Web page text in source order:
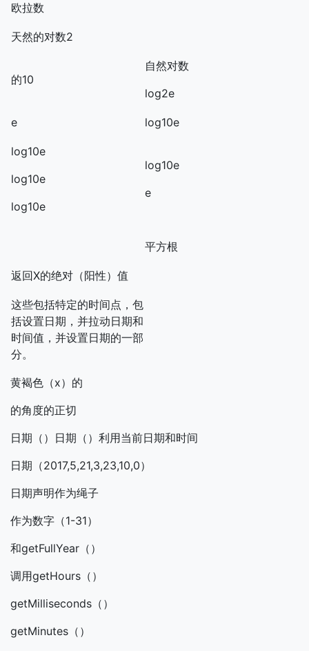
欧拉数
天然的对数2
的10
自然对数
log2e
e log10e
log10e
log10e
log10e
log10e
e
平方根
返回X的绝对（阳性）值
这些包括特定的时间点，包
括设置日期，并拉动日期和
时间值，并设置日期的一部
分。
黄褐色（x）的
的角度的正切
日期（）日期（）利用当前日期和时间
日期（2017,5,21,3,23,10,0）
日期声明作为绳子
作为数字（1-31）
和getFullYear（）
调用getHours（）
getMilliseconds（）
getMinutes（）